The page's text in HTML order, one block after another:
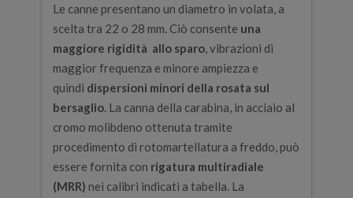
Le canne presentano un diametro in volata, a
scelta tra 22 o 28 mm. Ciò consente una
maggiore rigidità allo sparo, vibrazioni di
maggior frequenza e minore ampiezza e
quindi dispersioni minori della rosata sul
bersaglio. La canna della carabina, in acciaio al
cromo molibdeno ottenuta tramite
procedimento di rotomartellatura a freddo, può
essere fornita con rigatura multiradiale
(MRR) nei calibri indicati a tabella. La